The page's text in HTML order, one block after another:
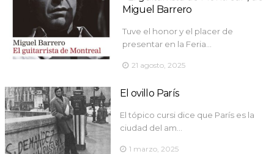
Miguel Barrero
Tuve el honor y el placer de
presentar en la Feria…
21 agosto, 2025
El ovillo París
El tópico cursi dice que París es la
ciudad del am…
1 marzo, 2025